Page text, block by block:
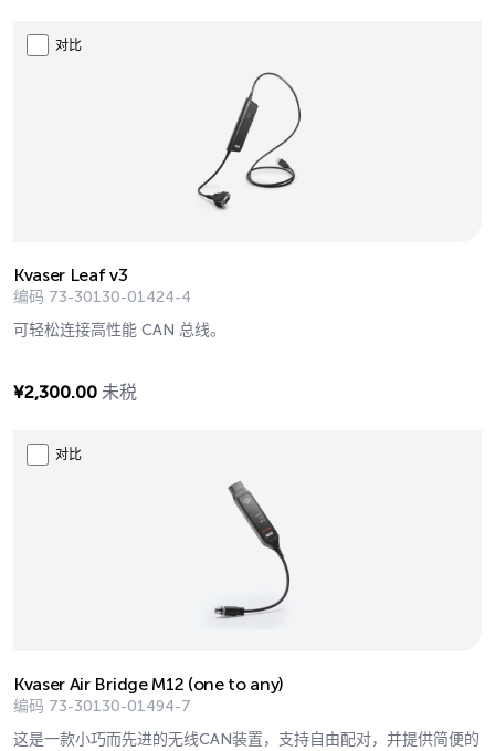
对比
Kvaser Leaf v3
编码 73-30130-01424-4
可轻松连接高性能 CAN 总线。
¥2,300.00 未税
对比
Kvaser Air Bridge M12 (one to any)
编码 73-30130-01494-7
这是一款小巧而先进的无线CAN装置，支持自由配对，并提供简便的